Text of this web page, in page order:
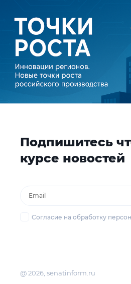
Подпишитесь
курсе новостей
Согласие на обработку
@ 2026, senatinform.ru